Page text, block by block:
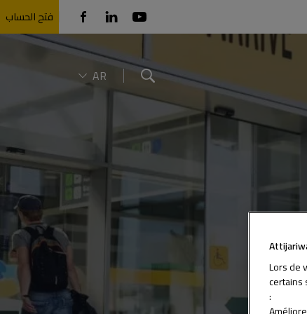
فتح الحساب
Search
AR
Lors de
certains
: